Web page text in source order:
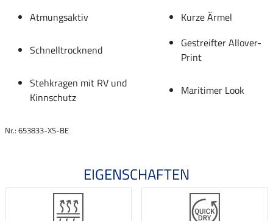
Atmungsaktiv
Kurze Ärmel
Schnelltrocknend
Gestreifter Allover-
Print
Stehkragen mit RV und
Kinnschutz
Maritimer Look
Nr.: 653833-XS-BE
EIGENSCHAFTEN